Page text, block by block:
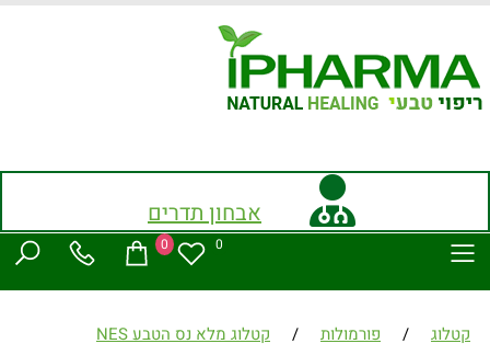
אבחון תדרים
0 0
קטלוג / פורמולות / קטלוג מלא נס הטבע NES